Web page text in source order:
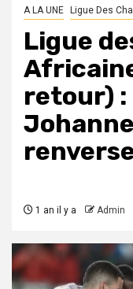
A LA UNE Ligue Des
Ligue
retour) :
1 an il y a Admin